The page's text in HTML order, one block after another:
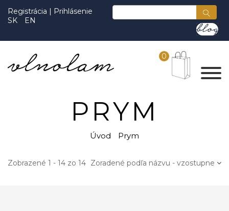
Registrácia | Prihlásenie
SK
EN
0
PRYM
Úvod Prym
Zobrazené 1 - 14 zo 14 Zoradené podľa názvu - vzostupne